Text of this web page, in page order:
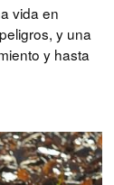
vida en
y una
y hasta